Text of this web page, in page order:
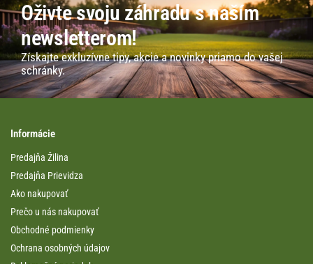
Oživte svoju záhradu s naším
newsletterom!
Získajte exkluzívne tipy, akcie a novinky priamo do vašej
schránky.
Informácie
Predajňa Žilina
Predajňa Prievidza
Ako nakupovať
Prečo u nás nakupovať
Obchodné podmienky
Ochrana osobných údajov